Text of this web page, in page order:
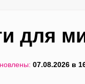
для
07.08.2026 в